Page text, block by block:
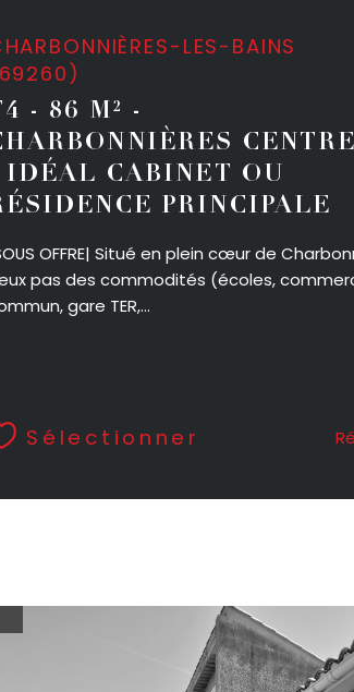
- 86 M² -
CENTRE
IDÉAL CABINET OU
PRINCIPALE
OFFRE| Situé en plein cœur de
pas des commodités (écoles,
gare TER,...
Sélectionner